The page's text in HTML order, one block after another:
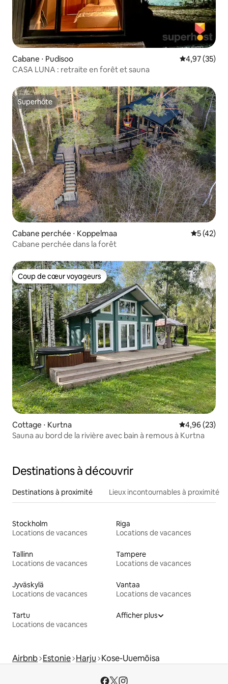
Cabane ⋅ Pudisoo Évaluation
4,97 (35)
CASA LUNA : retraite en forêt et sauna
Superhôte
Superhôte
Cabane perchée ⋅ Koppelmaa
5 (42)
Cabane perchée dans la forêt
Coup de cœur voyageurs
Coup de cœur voyageurs
Cottage ⋅ Kurtna Évaluation
4,96 (23)
Sauna au bord de la rivière avec bain à remous à Kurtna
Destinations à découvrir
Destinations à proximité Lieux incontournables à proximité
Stockholm
Locations de vacances
Riga
Locations de vacances
Tallinn
Locations de vacances
Tampere
Locations de vacances
Jyväskylä
Locations de vacances
Vantaa
Locations de vacances
Tartu
Locations de vacances
Afficher plus
Airbnb Estonie Harju Kose-Uuemõisa